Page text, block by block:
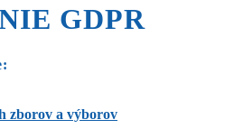
GDPR
zborov a výborov